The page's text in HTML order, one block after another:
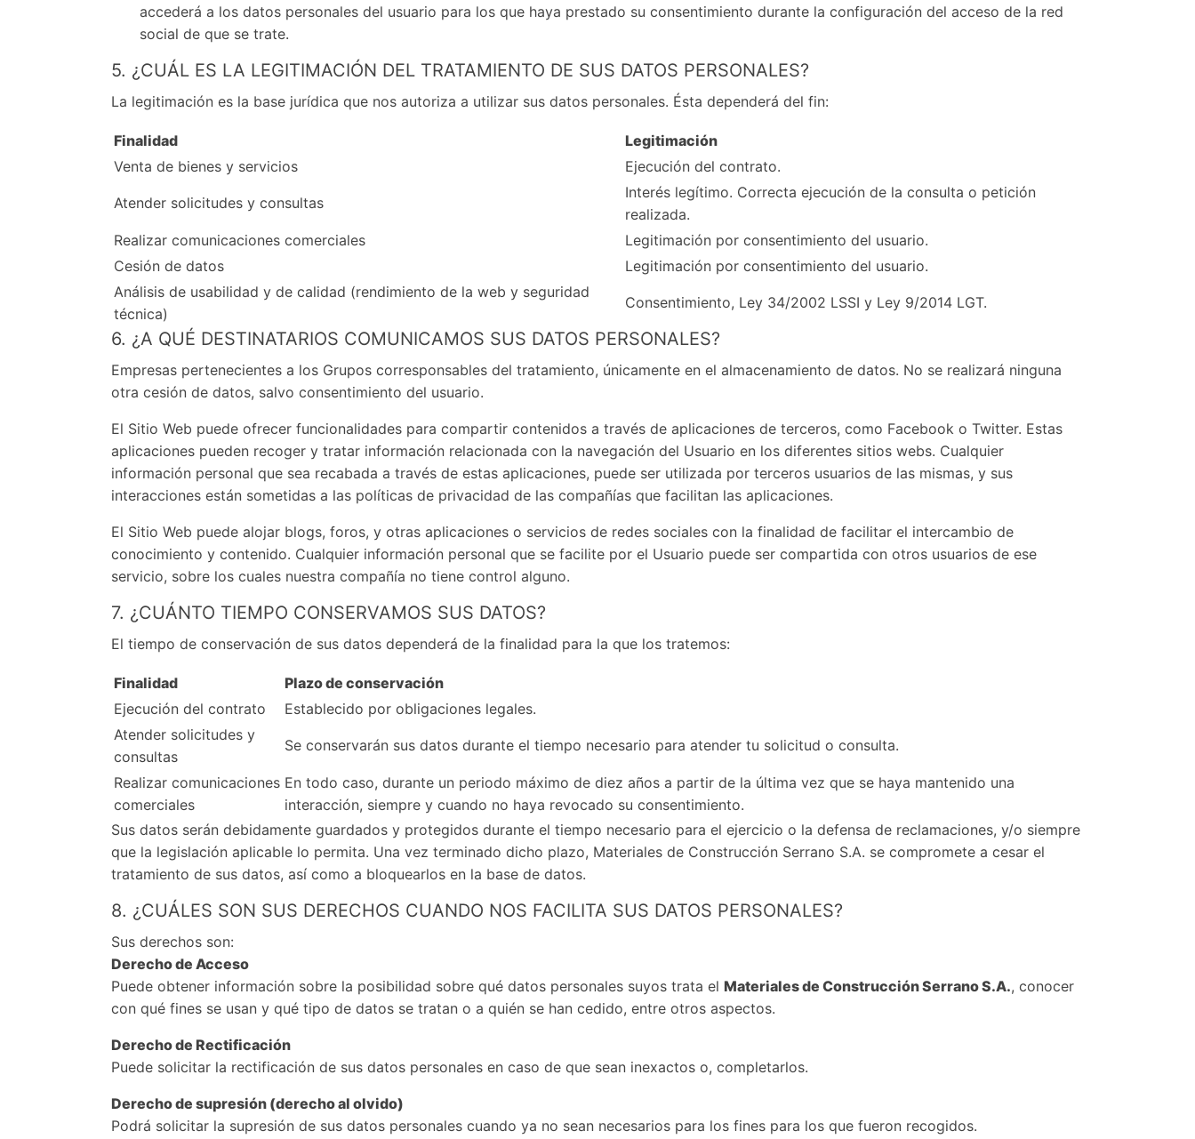
accederá a los datos personales del usuario para los que haya prestado su consentimiento durante la configuración del acceso de la red
social de que se trate.
5. ¿CUÁL ES LA LEGITIMACIÓN DEL TRATAMIENTO DE SUS DATOS PERSONALES?
La legitimación es la base jurídica que nos autoriza a utilizar sus datos personales. Ésta dependerá del fin:
Finalidad
Legitimación
Venta de bienes y servicios
Ejecución del contrato.
Atender solicitudes y consultas
Interés legítimo. Correcta ejecución de la consulta o petición
realizada.
Realizar comunicaciones comerciales
Legitimación por consentimiento del usuario.
Cesión de datos
Legitimación por consentimiento del usuario.
Análisis de usabilidad y de calidad (rendimiento de la web y seguridad
técnica)
Consentimiento, Ley 34/2002 LSSI y Ley 9/2014 LGT.
6. ¿A QUÉ DESTINATARIOS COMUNICAMOS SUS DATOS PERSONALES?
Empresas pertenecientes a los Grupos corresponsables del tratamiento, únicamente en el almacenamiento de datos. No se realizará ninguna
otra cesión de datos, salvo consentimiento del usuario.
El Sitio Web puede ofrecer funcionalidades para compartir contenidos a través de aplicaciones de terceros, como Facebook o Twitter. Estas
aplicaciones pueden recoger y tratar información relacionada con la navegación del Usuario en los diferentes sitios webs. Cualquier
información personal que sea recabada a través de estas aplicaciones, puede ser utilizada por terceros usuarios de las mismas, y sus
interacciones están sometidas a las políticas de privacidad de las compañías que facilitan las aplicaciones.
El Sitio Web puede alojar blogs, foros, y otras aplicaciones o servicios de redes sociales con la finalidad de facilitar el intercambio de
conocimiento y contenido. Cualquier información personal que se facilite por el Usuario puede ser compartida con otros usuarios de ese
servicio, sobre los cuales nuestra compañía no tiene control alguno.
7. ¿CUÁNTO TIEMPO CONSERVAMOS SUS DATOS?
El tiempo de conservación de sus datos dependerá de la finalidad para la que los tratemos:
Finalidad
Plazo de conservación
Ejecución del contrato
Establecido por obligaciones legales.
Atender solicitudes y
consultas
Se conservarán sus datos durante el tiempo necesario para atender tu solicitud o consulta.
Realizar comunicaciones
comerciales
En todo caso, durante un periodo máximo de diez años a partir de la última vez que se haya mantenido una
interacción, siempre y cuando no haya revocado su consentimiento.
Sus datos serán debidamente guardados y protegidos durante el tiempo necesario para el ejercicio o la defensa de reclamaciones, y/o siempre
que la legislación aplicable lo permita. Una vez terminado dicho plazo, Materiales de Construcción Serrano S.A. se compromete a cesar el
tratamiento de sus datos, así como a bloquearlos en la base de datos.
8. ¿CUÁLES SON SUS DERECHOS CUANDO NOS FACILITA SUS DATOS PERSONALES?
Sus derechos son:
Derecho de Acceso
Puede obtener información sobre la posibilidad sobre qué datos personales suyos trata el Materiales de Construcción Serrano S.A., conocer
con qué fines se usan y qué tipo de datos se tratan o a quién se han cedido, entre otros aspectos.
Derecho de Rectificación
Puede solicitar la rectificación de sus datos personales en caso de que sean inexactos o, completarlos.
Derecho de supresión (derecho al olvido)
Podrá solicitar la supresión de sus datos personales cuando ya no sean necesarios para los fines para los que fueron recogidos.